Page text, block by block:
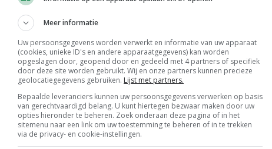
Scharreleieren maat 59
Barneveld
€ 12,00
€ 0,00
Fritesgeschikt NL Du Be
PotatoNL
€ 15,00
€ 23,00
Uien Middenmeer Geel 30-60% grof
Noteringen
€ 0,00~ € 0,00
DCA BestPigletPrice
Meer informatie
Uw persoonsgegevens worden verwerkt en informatie van uw apparaat
(cookies, unieke ID's en andere apparaatgegevens) kan worden
opgeslagen door, geopend door en gedeeld met 4 partners of specifiek
door deze site worden gebruikt. Wij en onze partners kunnen precieze
geolocatiegegevens gebruiken. Lijst met partners.
Bepaalde leveranciers kunnen uw persoonsgegevens verwerken op basis
van gerechtvaardigd belang. U kunt hiertegen bezwaar maken door uw
opties hieronder te beheren. Zoek onderaan deze pagina of in het
sitemenu naar een link om uw toestemming te beheren of in te trekken
via de privacy- en cookie-instellingen.